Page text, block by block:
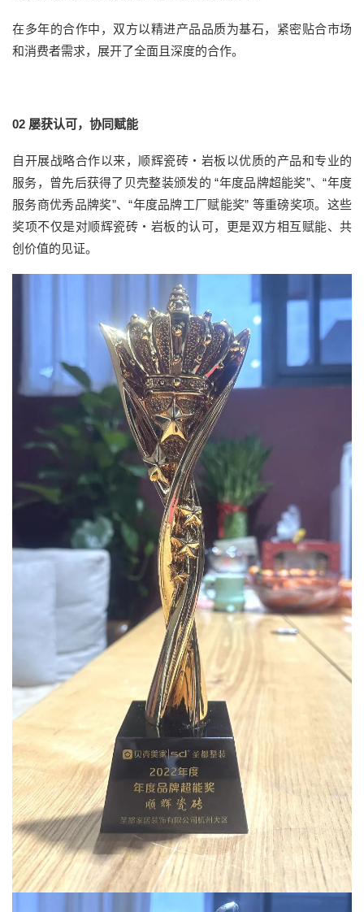
在多年的合作中，双方以精进产品品质为基石，紧密贴合市场
和消费者需求，展开了全面且深度的合作。
02 屡获认可，协同赋能
自开展战略合作以来，顺辉瓷砖・岩板以优质的产品和专业的
服务，曾先后获得了贝壳整装颁发的 “年度品牌超能奖”、“年度
服务商优秀品牌奖”、“年度品牌工厂赋能奖” 等重磅奖项。这些
奖项不仅是对顺辉瓷砖・岩板的认可，更是双方相互赋能、共
创价值的见证。